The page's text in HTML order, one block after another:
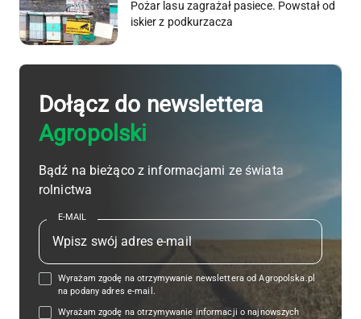
Pożar lasu zagrażał pasiece. Powstał od
iskier z podkurzacza
Dołącz do newslettera
Agropolski
Bądź na bieżąco z informacjami ze świata
rolnictwa
E-MAIL
Wyrażam zgodę na otrzymywanie newslettera od Agropolska.pl
na podany adres e-mail.
Wyrażam zgodę na otrzymywanie informacji o najnowszych